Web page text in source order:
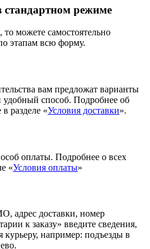
стандартном режиме
можете самостоятельно
этапам всю форму.
вам предложат варианты
способ. Подробнее об
разделе «Условия доставки».
оплаты. Подробнее о всех
«Условия оплаты»
адрес доставки, номер
к заказу» введите сведения,
курьеру, например: подъезды в